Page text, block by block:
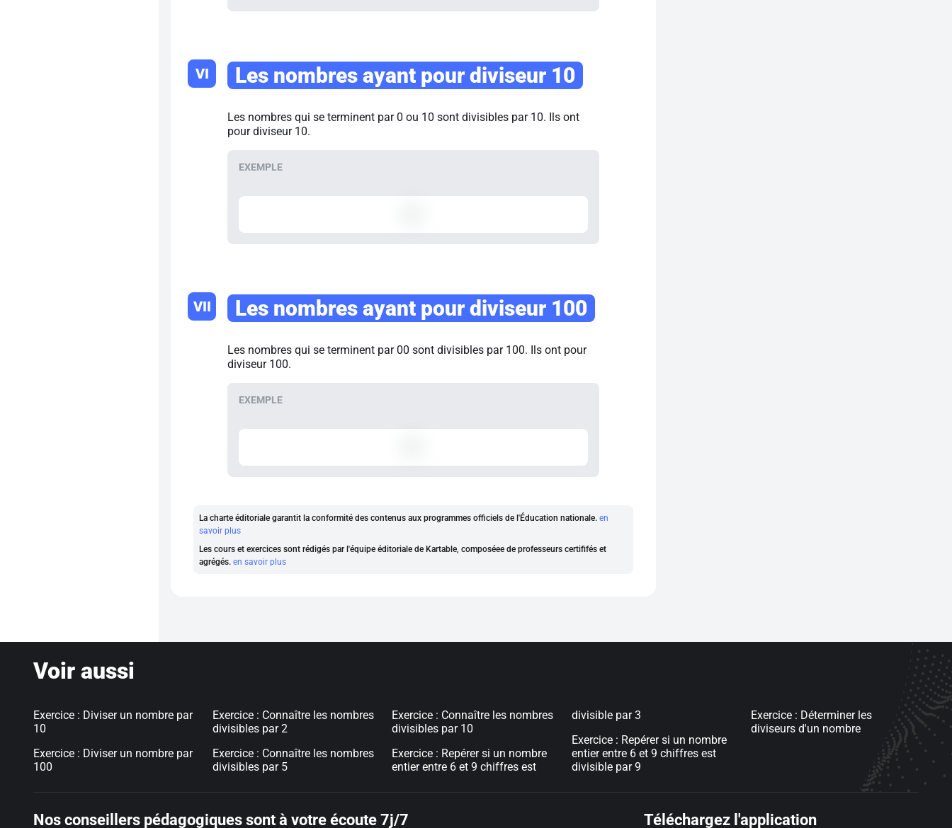
VI Les nombres ayant pour diviseur 10
Les nombres qui se terminent par 0 ou 10 sont divisibles par 10. Ils ont
pour diviseur 10.
VII Les nombres ayant pour diviseur 100
Les nombres qui se terminent par 00 sont divisibles par 100. Ils ont pour
diviseur 100.
La charte éditoriale garantit la conformité des contenus aux programmes officiels de l'Éducation nationale. en
savoir plus
Les cours et exercices sont rédigés par l'équipe éditoriale de Kartable, composéee de professeurs certififés et
agrégés. en savoir plus
Voir aussi
Exercice : Diviser un nombre par
10
Exercice : Diviser un nombre par
100
Exercice : Connaître les nombres
divisibles par 2
Exercice : Connaître les nombres
divisibles par 5
Exercice : Connaître les nombres
divisibles par 10
Exercice : Repérer si un nombre
entier entre 6 et 9 chiffres est
divisible par 3
Exercice : Repérer si un nombre
entier entre 6 et 9 chiffres est
divisible par 9
Exercice : Déterminer les
diviseurs d'un nombre
Nos conseillers pédagogiques sont à votre écoute 7j/7 Téléchargez l'application